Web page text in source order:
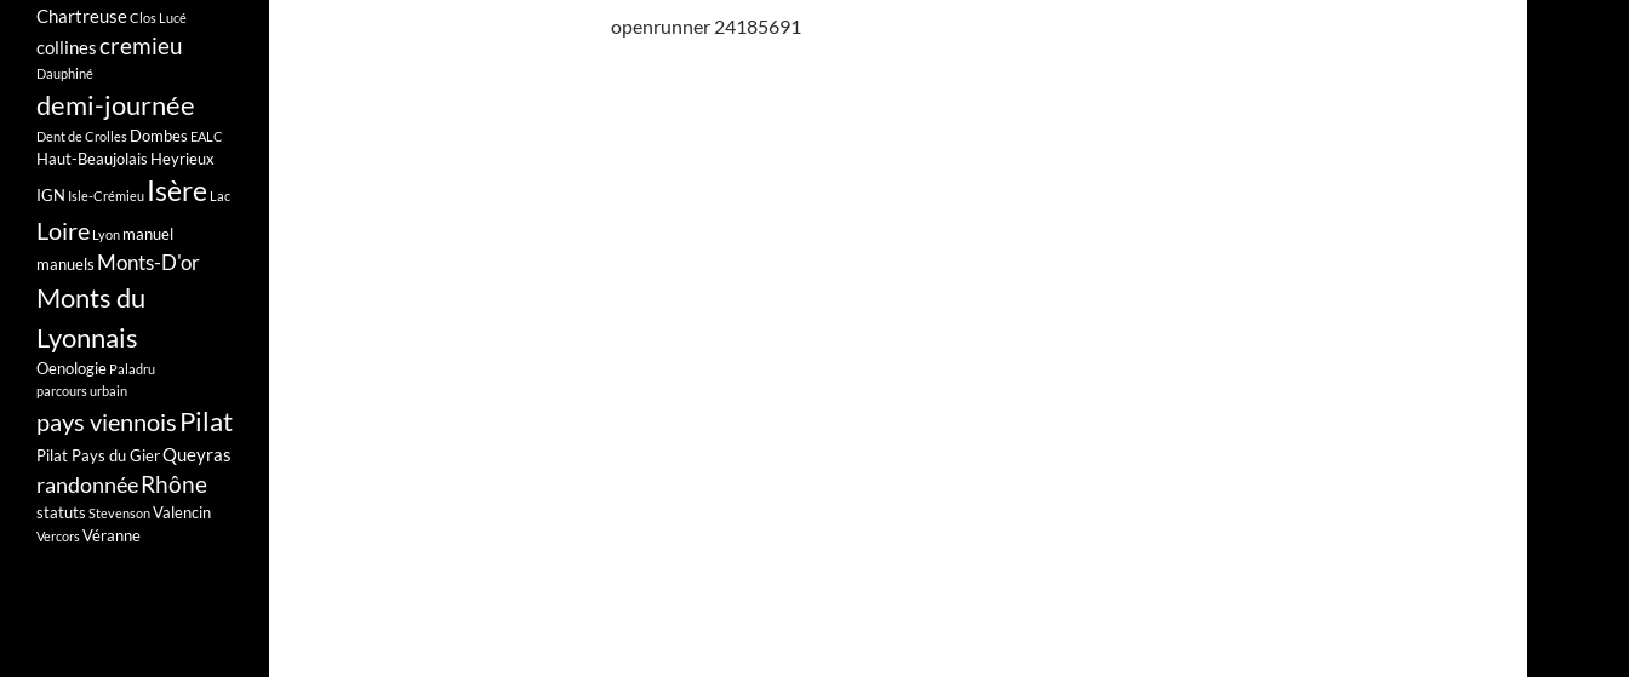
openrunner 24185691
ChartreuseClos Lucé
collinescremieu
Dauphiné
demi-journée
Dent de Crolles Dombes EALC
Haut-Beaujolais Heyrieux
IGN Isle-Crémieu Isère Lac
Loire Lyon manuel
manuels Monts-D'or
Monts du
Lyonnais
Oenologie Paladru
parcours urbain
pays viennois Pilat
Pilat Pays du GierQueyras
randonnéeRhône
statuts StevensonValencin
VercorsVéranne